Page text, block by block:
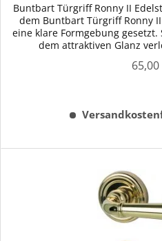
Buntbart Türgriff Ronny II
dem Buntbart Türgriff Ronny
eine klare Formgebung
dem attraktiven Glanz